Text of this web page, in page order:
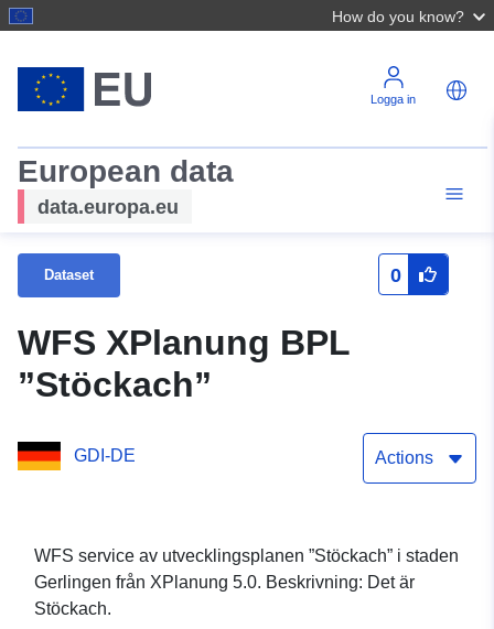
How do you know?
Logga in
European data
data.europa.eu
Dataset 0
WFS XPlanung BPL
”Stöckach”
GDI-DE Actions
WFS service av utvecklingsplanen ”Stöckach” i staden
Gerlingen från XPlanung 5.0. Beskrivning: Det är
Stöckach.